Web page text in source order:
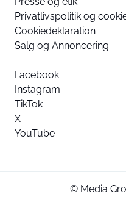
Privatlivspolitik og
Cookiedeklaration
Salg og Annoncering
Facebook
Instagram
TikTok
X
YouTube
© Media